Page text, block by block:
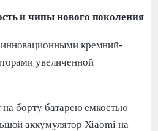
и чипы нового поколения
кремний-
увеличенной
на борту батарею емкостью
аккумулятор Xiaomi на